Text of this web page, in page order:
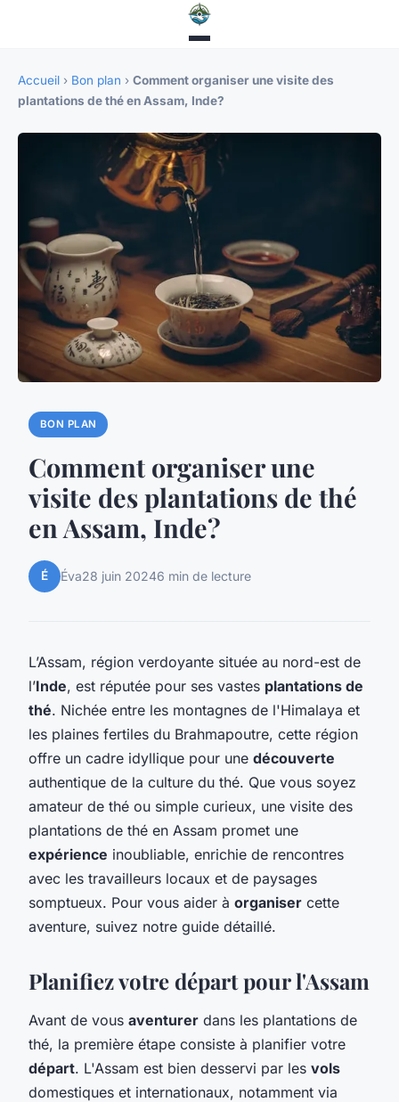
Accueil › Bon plan › Comment organiser une visite des
plantations de thé en Assam, Inde?
BON PLAN
Comment organiser une
visite des plantations de thé
en Assam, Inde?
É Éva28 juin 20246 min de lecture
L’Assam, région verdoyante située au nord-est de
l’Inde, est réputée pour ses vastes plantations de
thé. Nichée entre les montagnes de l'Himalaya et
les plaines fertiles du Brahmapoutre, cette région
offre un cadre idyllique pour une découverte
authentique de la culture du thé. Que vous soyez
amateur de thé ou simple curieux, une visite des
plantations de thé en Assam promet une
expérience inoubliable, enrichie de rencontres
avec les travailleurs locaux et de paysages
somptueux. Pour vous aider à organiser cette
aventure, suivez notre guide détaillé.
Planifiez votre départ pour l'Assam
Avant de vous aventurer dans les plantations de
thé, la première étape consiste à planifier votre
départ. L'Assam est bien desservi par les vols
domestiques et internationaux, notamment via